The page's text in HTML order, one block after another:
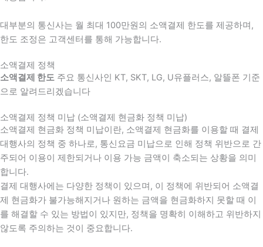
대부분의 통신사는 월 최대 100만원의 소액결제 한도를 제공하며,
한도 조정은 고객센터를 통해 가능합니다.
소액결제 정책
소액결제 한도 주요 통신사인 KT, SKT, LG, U유플러스, 알뜰폰 기준
으로 알려드리겠습니다
소액결제 정책 미납 (소액결제 현금화 정책 미납)
소액결제 현금화 정책 미납이란, 소액결제 현금화를 이용할 때 결제
대행사의 정책 중 하나로, 통신요금 미납으로 인해 정책 위반으로 간
주되어 이용이 제한되거나 이용 가능 금액이 축소되는 상황을 의미
합니다.
결제 대행사에는 다양한 정책이 있으며, 이 정책에 위반되어 소액결
제 현금화가 불가능해지거나 원하는 금액을 현금화하지 못할 때 이
를 해결할 수 있는 방법이 있지만, 정책을 명확히 이해하고 위반하지
않도록 주의하는 것이 중요합니다.